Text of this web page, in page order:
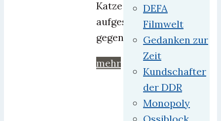
Katze
aufgeschlossen
gegenüberstehen,führt
mehr
DEFA
Filmwelt
Gedanken zur
Zeit
Kundschafter
der DDR
Monopoly